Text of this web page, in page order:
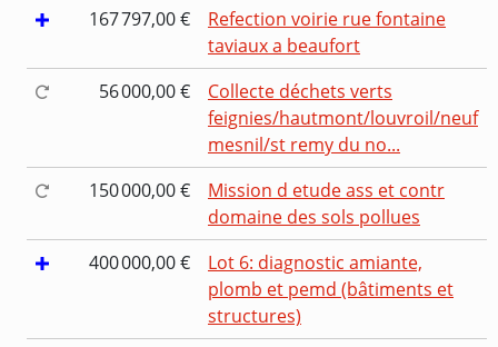
167 797,00 €
Refection voirie rue fontaine
taviaux a beaufort
56 000,00 €
Collecte déchets verts
feignies/hautmont/louvroil/neuf
mesnil/st remy du no...
150 000,00 €
Mission d etude ass et contr
domaine des sols pollues
400 000,00 €
Lot 6: diagnostic amiante,
plomb et pemd (bâtiments et
structures)